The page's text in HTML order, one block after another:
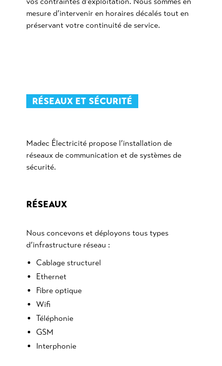
mesure d’intervenir en horaires décalés tout en
préservant votre continuité de service.
RÉSEAUX ET SÉCURITÉ
Madec Électricité propose l’installation de
réseaux de communication et de systèmes de
sécurité.
RÉSEAUX
Nous concevons et déployons tous types
d’infrastructure réseau :
Cablage structurel
Ethernet
Fibre optique
Wifi
Téléphonie
GSM
Interphonie